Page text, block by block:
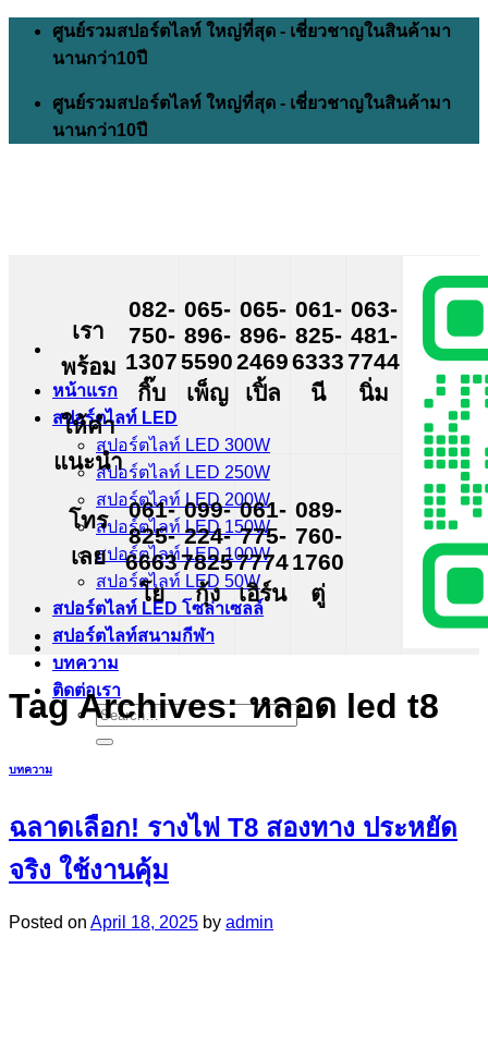
Skip
content
ศูนย์รวมสปอร์ตไลท์ ใหญ่ที่สุด - เชี่ยวชาญในสินค้ามา
นานกว่า10ปี
ศูนย์รวมสปอร์ตไลท์ ใหญ่ที่สุด - เชี่ยวชาญในสินค้ามา
นานกว่า10ปี
หน้าแรก
สปอร์ตไลท์ LED
สปอร์ตไลท์ LED 300W
สปอร์ตไลท์ LED 250W
สปอร์ตไลท์ LED 200W
สปอร์ตไลท์ LED 150W
สปอร์ตไลท์ LED 100W
สปอร์ตไลท์ LED 50W
สปอร์ตไลท์ LED โซล่าเซลล์
สปอร์ตไลท์สนามกีฬา
บทความ
ติดต่อเรา
Search
for:
เรา
พร้อม
ให้คำ
แนะนำ
โทร
เลย
082-
750-
1307
กิ๊บ
065-
896-
5590
เพ็ญ
065-
896-
2469
เปิ้ล
061-
825-
6333
นี
063-
481-
7744
นิ่ม
061-
825-
6663
โย
099-
224-
7825
กุ้ง
061-
775-
7774
เอิร์น
089-
760-
1760
ตู่
Tag Archives:หลอด led t8
บทความ
ฉลาดเลือก! รางไฟ T8 สองทาง ประหยัด
จริง ใช้งานคุ้ม
Posted on April 18, 2025 by admin